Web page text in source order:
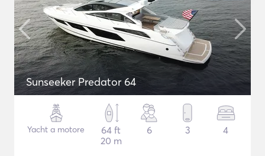
Sunseeker Predator 64
Yacht a motore
64 ft
20 m
6 3 4